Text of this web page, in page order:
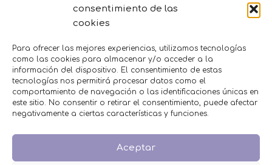
consentimiento de las
cookies
Para ofrecer las mejores experiencias, utilizamos tecnologías
como las cookies para almacenar y/o acceder a la
información del dispositivo. El consentimiento de estas
tecnologías nos permitirá procesar datos como el
comportamiento de navegación o las identificaciones únicas en
este sitio. No consentir o retirar el consentimiento, puede afectar
negativamente a ciertas características y funciones.
Aceptar
MESAS DULCES
MINIPERFUMES
MUJERES
NIÑOS
NOVEDADES
OFERTAS
THE FRUIT COMPANY
LEGAL